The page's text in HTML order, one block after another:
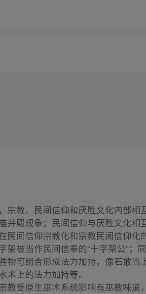
宗教、民间信仰和厌胜文化内部
并殿现象；民间信仰与厌胜文化相
民间信仰宗教化和宗教民间信仰
架被当作民间信奉的“十字架公”；
物可组合形成法力加持，像石敢
上的法力加持等。
教受原生巫术系统影响有巫教味